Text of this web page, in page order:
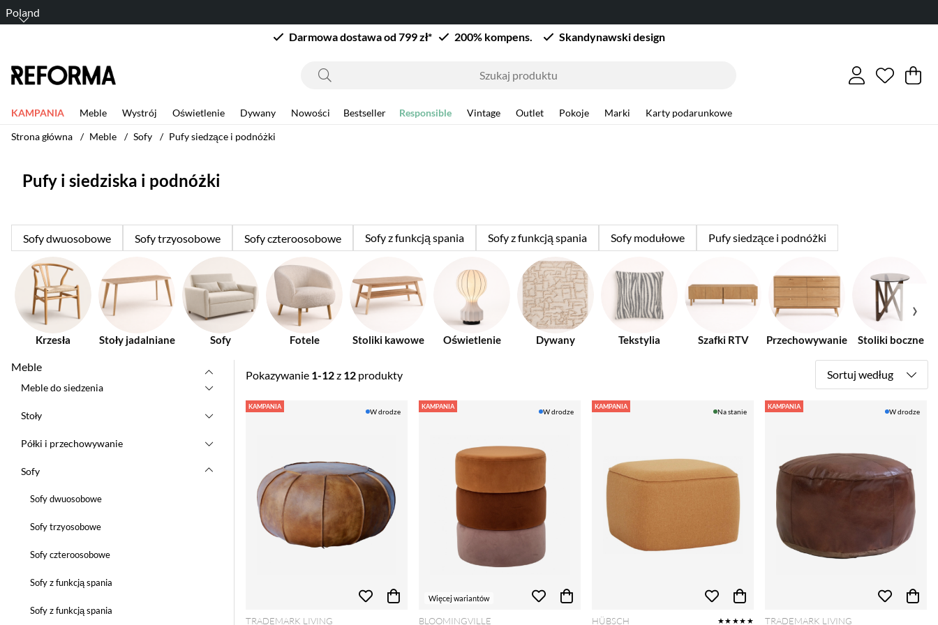
Poland
Darmowa dostawa od 799 zł*
200% kompens. Skandynawski design
Lista
Liczba
. .
KAMPANIA Meble Wystrój Oświetlenie Dywany Nowości Bestseller Responsible Vintage Outlet Pokoje Marki
Karty podarunkowe
Strona główna
Meble Sofy Pufy siedzące i podnóżki
Pufy i siedziska i podnóżki
Sofy dwuosobowe Sofy trzyosobowe Sofy czteroosobowe Sofy z funkcją spania Sofy z funkcją spania Sofy modułowe Pufy siedzące i podnóżki
Krzesła Stoły jadalniane Sofy Fotele Stoliki kawowe Oświetlenie Dywany Tekstylia Szafki RTV Przechowywanie Stoliki boczne
Meble
Meble do siedzenia
Stoły
Półki i przechowywanie
Sofy
Sofy dwuosobowe
Sofy trzyosobowe
Sofy czteroosobowe
Sofy z funkcją spania
Sofy z funkcją spania
Pokazywanie 1-12z 12 produkty Sortuj według
Produkty
KAMPANIA
W drodze
TRADEMARK LIVING
KAMPANIA
Więcej wariantów
W drodze
BLOOMINGVILLE
KAMPANIA
Na stanie
HÜBSCH ★★★★★
KAMPANIA
W drodze
TRADEMARK LIVING